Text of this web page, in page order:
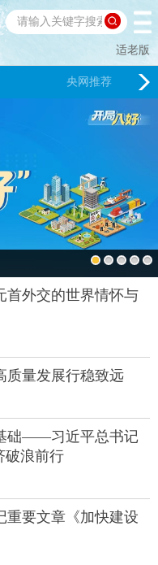
适老版
央网推荐
外交的世界情怀与
质量发展行稳致远
础——习近平总书记
破浪前行
重要文章《加快建设